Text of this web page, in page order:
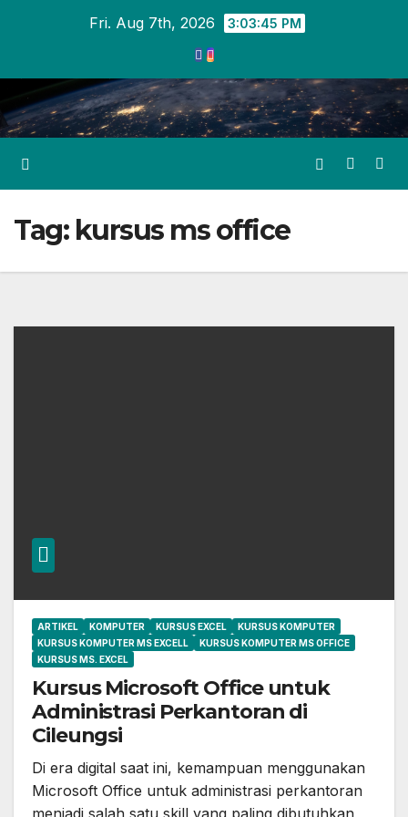
Fri. Aug 7th, 2026 3:03:46 PM
Tag: kursus ms office
ARTIKEL KOMPUTER KURSUS EXCEL
KURSUS KOMPUTER
KURSUS KOMPUTER MS EXCELL
KURSUS KOMPUTER MS OFFICE
KURSUS MS. EXCEL
Kursus Microsoft Office untuk
Administrasi Perkantoran di
Cileungsi
Di era digital saat ini, kemampuan menggunakan
Microsoft Office untuk administrasi perkantoran